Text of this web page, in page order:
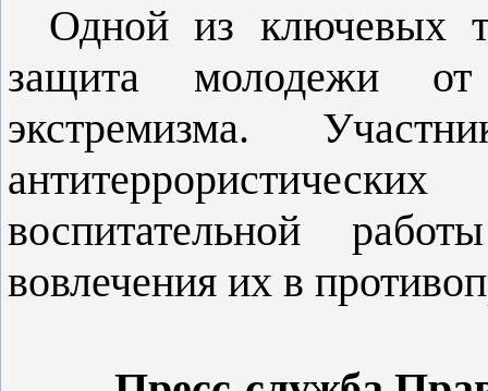
Одной из ключевых
защита молодежи
экстремизма.
воспитательной
вовлечения их в